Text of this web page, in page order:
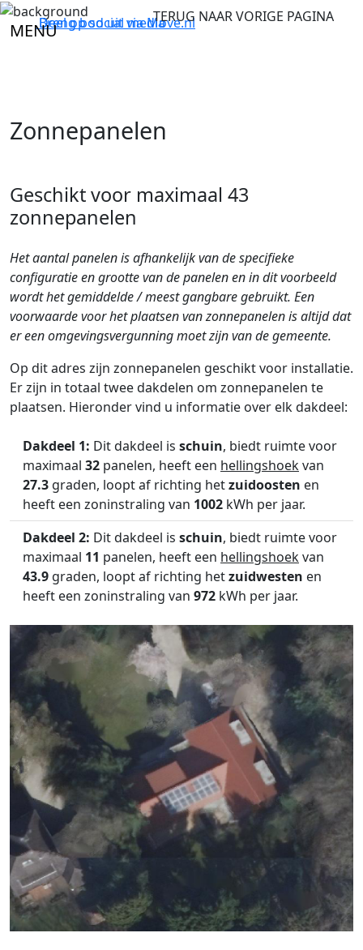
MENU
TERUG NAAR VORIGE PAGINA
Breng bod uit viaMove.nl
Deel op social media
Zonnepanelen
Geschikt voor maximaal 43
zonnepanelen
Het aantal panelen is afhankelijk van de specifieke
configuratie en grootte van de panelen en in dit voorbeeld
wordt het gemiddelde / meest gangbare gebruikt. Een
voorwaarde voor het plaatsen van zonnepanelen is altijd dat
er een omgevingsvergunning moet zijn van de gemeente.
Op dit adres zijn zonnepanelen geschikt voor installatie.
Er zijn in totaal twee dakdelen om zonnepanelen te
plaatsen. Hieronder vind u informatie over elk dakdeel:
Dakdeel 1: Dit dakdeel is schuin, biedt ruimte voor
maximaal 32 panelen, heeft een hellingshoekvan
27.3 graden, loopt af richting hetzuidoosten en
heeft een zoninstraling van 1002 kWh per jaar.
Dakdeel 2: Dit dakdeel is schuin, biedt ruimte voor
maximaal 11 panelen, heeft een hellingshoekvan
43.9 graden, loopt af richting hetzuidwesten en
heeft een zoninstraling van 972 kWh per jaar.